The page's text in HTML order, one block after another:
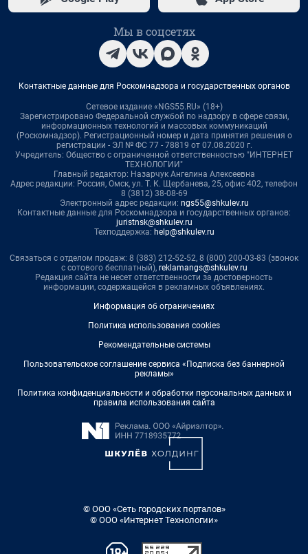
Мы в соцсетях
Контактные данные для Роскомнадзора и государственных органов
Сетевое издание «NGS55.RU» (18+)
Зарегистрировано Федеральной службой по надзору в сфере связи,
информационных технологий и массовых коммуникаций
(Роскомнадзор). Регистрационный номер и дата принятия решения о
регистрации - ЭЛ № ФС 77 - 78819 от 07.08.2020 г.
Учредитель: Общество с ограниченной ответственностью "ИНТЕРНЕТ
ТЕХНОЛОГИИ"
Главный редактор: Назарчук Ангелина Алексеевна
Адрес редакции: Россия, Омск, ул. Т. К. Щербанева, 25, офис 402, телефон
8 (3812) 38-08-69
Электронный адрес редакции: ngs55@shkulev.ru
Контактные данные для Роскомнадзора и государственных органов:
juristnsk@shkulev.ru
Техподдержка: help@shkulev.ru
Связаться с отделом продаж: 8 (383) 212-52-52, 8 (800) 200-03-83 (звонок
с сотового бесплатный), reklamangs@shkulev.ru
Редакция сайта не несет ответственности за достоверность
информации, содержащейся в рекламных объявлениях.
Информация об ограничениях
Политика использования cookies
Рекомендательные системы
Пользовательское соглашение сервиса «Подписка без баннерной
рекламы»
Политика конфиденциальности и обработки персональных данных и
правила использования сайта
© ООО «Сеть городских порталов»
© ООО «Интернет Технологии»